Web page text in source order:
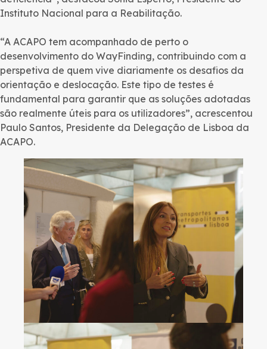
Instituto Nacional para a Reabilitação.
“A ACAPO tem acompanhado de perto o
desenvolvimento do WayFinding, contribuindo com a
perspetiva de quem vive diariamente os desafios da
orientação e deslocação. Este tipo de testes é
fundamental para garantir que as soluções adotadas
são realmente úteis para os utilizadores”, acrescentou
Paulo Santos, Presidente da Delegação de Lisboa da
ACAPO.